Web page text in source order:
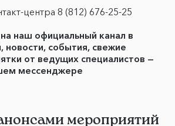
центра 8 (812) 676-25-25
наш официальный канал в
новости, события, свежие
от ведущих специалистов —
мессенджере
мероприятий